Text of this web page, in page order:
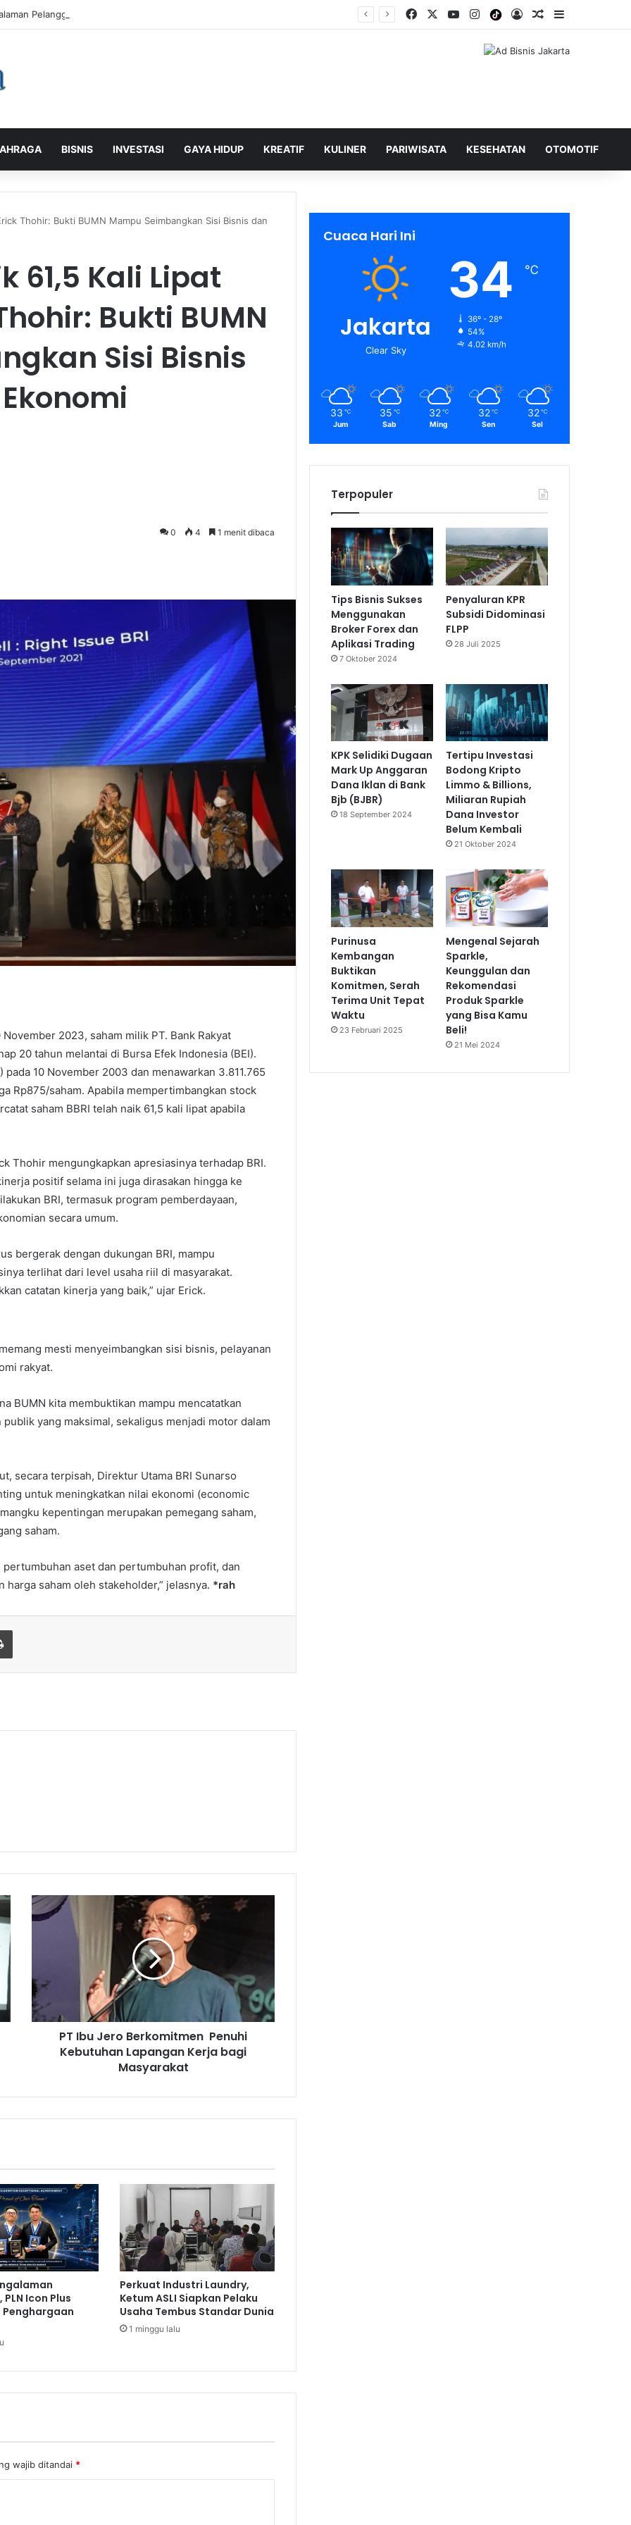
Pelanggan, PLN Icon Plus Sabet Tiga Penghargaan CCW 2026 Facebook YouTubeInstagramTiktokLog InShuffle Berita
BISNIS INVESTASI GAYA HIDUP KREATIF KULINER PARIWISATA KESEHATAN OTOMOTIF
Thohir: Bukti BUMN Mampu Seimbangkan Sisi Bisnis dan
61,5 Kali Lipat
Bukti BUMN
Sisi Bisnis
0 4 1 menit dibaca
November 2023, saham milik PT. Bank Rakyat
20 tahun melantai di Bursa Efek Indonesia (BEI).
10 November 2003 dan menawarkan 3.811.765
Rp875/saham. Apabila mempertimbangkan stock
saham BBRI telah naik 61,5 kali lipat apabila
Thohir mengungkapkan apresiasinya terhadap BRI.
positif selama ini juga dirasakan hingga ke
BRI, termasuk program pemberdayaan,
secara umum.
bergerak dengan dukungan BRI, mampu
terlihat dari level usaha riil di masyarakat.
catatan kinerja yang baik,” ujar Erick.
mesti menyeimbangkan sisi bisnis, pelayanan
rakyat.
BUMN kita membuktikan mampu mencatatkan
yang maksimal, sekaligus menjadi motor dalam
secara terpisah, Direktur Utama BRI Sunarso
untuk meningkatkan nilai ekonomi (economic
kepentingan merupakan pemegang saham,
saham.
aset dan pertumbuhan profit, dan
saham oleh stakeholder,” jelasnya. *rah
P
T
J
e
r
o
o
e
n
P
e
n
u
h
i
K
e
h
p
a
PT Ibu Jero Berkomitmen Penuhi
Kebutuhan Lapangan Kerja bagi
Masyarakat
Icon Plus
Penghargaan
Perkuat Industri Laundry,
Ketum ASLI Siapkan Pelaku
Usaha Tembus Standar Dunia
1 minggu lalu
wajib ditandai *
Cuaca Hari Ini
Jakarta
Clear Sky
34 ℃
36º - 28º
54%
4.02 km/h
33 ℃
Jum
35 ℃
Sab
32 ℃
Ming
32 ℃
Sen
32 ℃
Sel
Terpopuler
Tips Bisnis Sukses
Menggunakan
Broker Forex dan
Aplikasi Trading
7 Oktober 2024
Penyaluran KPR
Subsidi Didominasi
FLPP
28 Juli 2025
KPK Selidiki Dugaan
Mark Up Anggaran
Dana Iklan di Bank
Bjb (BJBR)
18 September 2024
Tertipu Investasi
Bodong Kripto
Limmo & Billions,
Miliaran Rupiah
Dana Investor
Belum Kembali
21 Oktober 2024
Purinusa
Kembangan
Buktikan
Komitmen, Serah
Terima Unit Tepat
Waktu
23 Februari 2025
Mengenal Sejarah
Sparkle,
Keunggulan dan
Rekomendasi
Produk Sparkle
yang Bisa Kamu
Beli!
21 Mei 2024